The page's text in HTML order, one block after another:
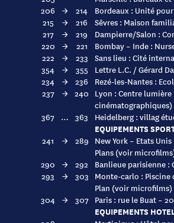
206
→ 214
Bordeaux : Unité
215
→ 216
Sêvres : Maison
217
→ 219
Dampierre/Salon :
220
→ 221
Bombay – Inde :
222
→ 233 Sans lieu : Cité
354
→ 355
Lettre L.C. / Gérard
234
→ 236
Rezé-les-Nantes :
237
→ 240 Lyon : Centre
cinématographiques)
367 … 363 Heidelberg : villag
EQUIPEMENTS
241 → 289 New York – Etats
Plans (voir
290
→ 292 Banlieue parisienne :
293
→ 303 Monte-carlo : Piscine
Plan (voir microfilms)
304 → 307 Paris : rue le Buat –
EQUIPEMENTS